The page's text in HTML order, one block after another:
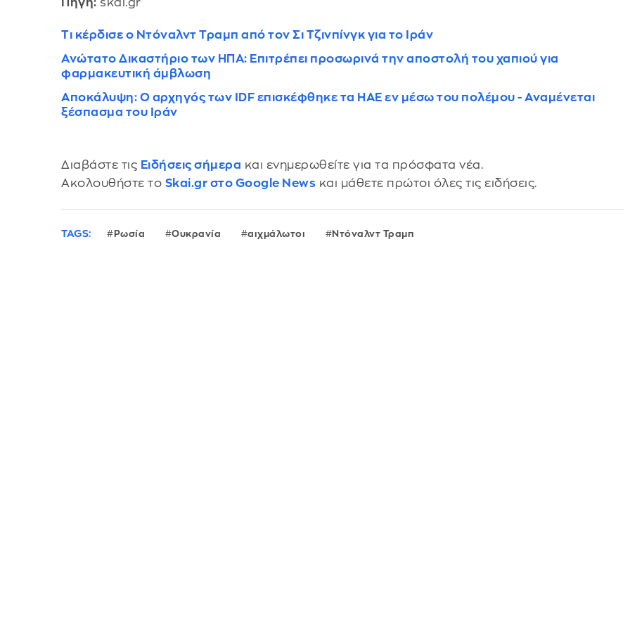
Τι κέρδισε ο Ντόναλντ Τραμπ από τον Σι Τζινπίνγκ για το Ιράν
Ανώτατο Δικαστήριο των ΗΠΑ: Επιτρέπει προσωρινά την αποστολή του χαπιού για
φαρμακευτική άμβλωση
Αποκάλυψη: Ο αρχηγός των IDF επισκέφθηκε τα ΗΑΕ εν μέσω του πολέμου - Αναμένεται
ξέσπασμα του Ιράν
Διαβάστε τις Ειδήσεις σήμερα και ενημερωθείτε για τα πρόσφατα νέα.
Ακολουθήστε το Skai.gr στο Google News και μάθετε πρώτοι όλες τις ειδήσεις.
TAGS: Ρωσία Ουκρανία αιχμάλωτοι Ντόναλντ Τραμπ